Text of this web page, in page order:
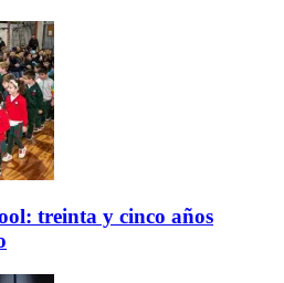
treinta y cinco años